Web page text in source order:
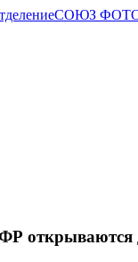
СОЮЗ
открываются